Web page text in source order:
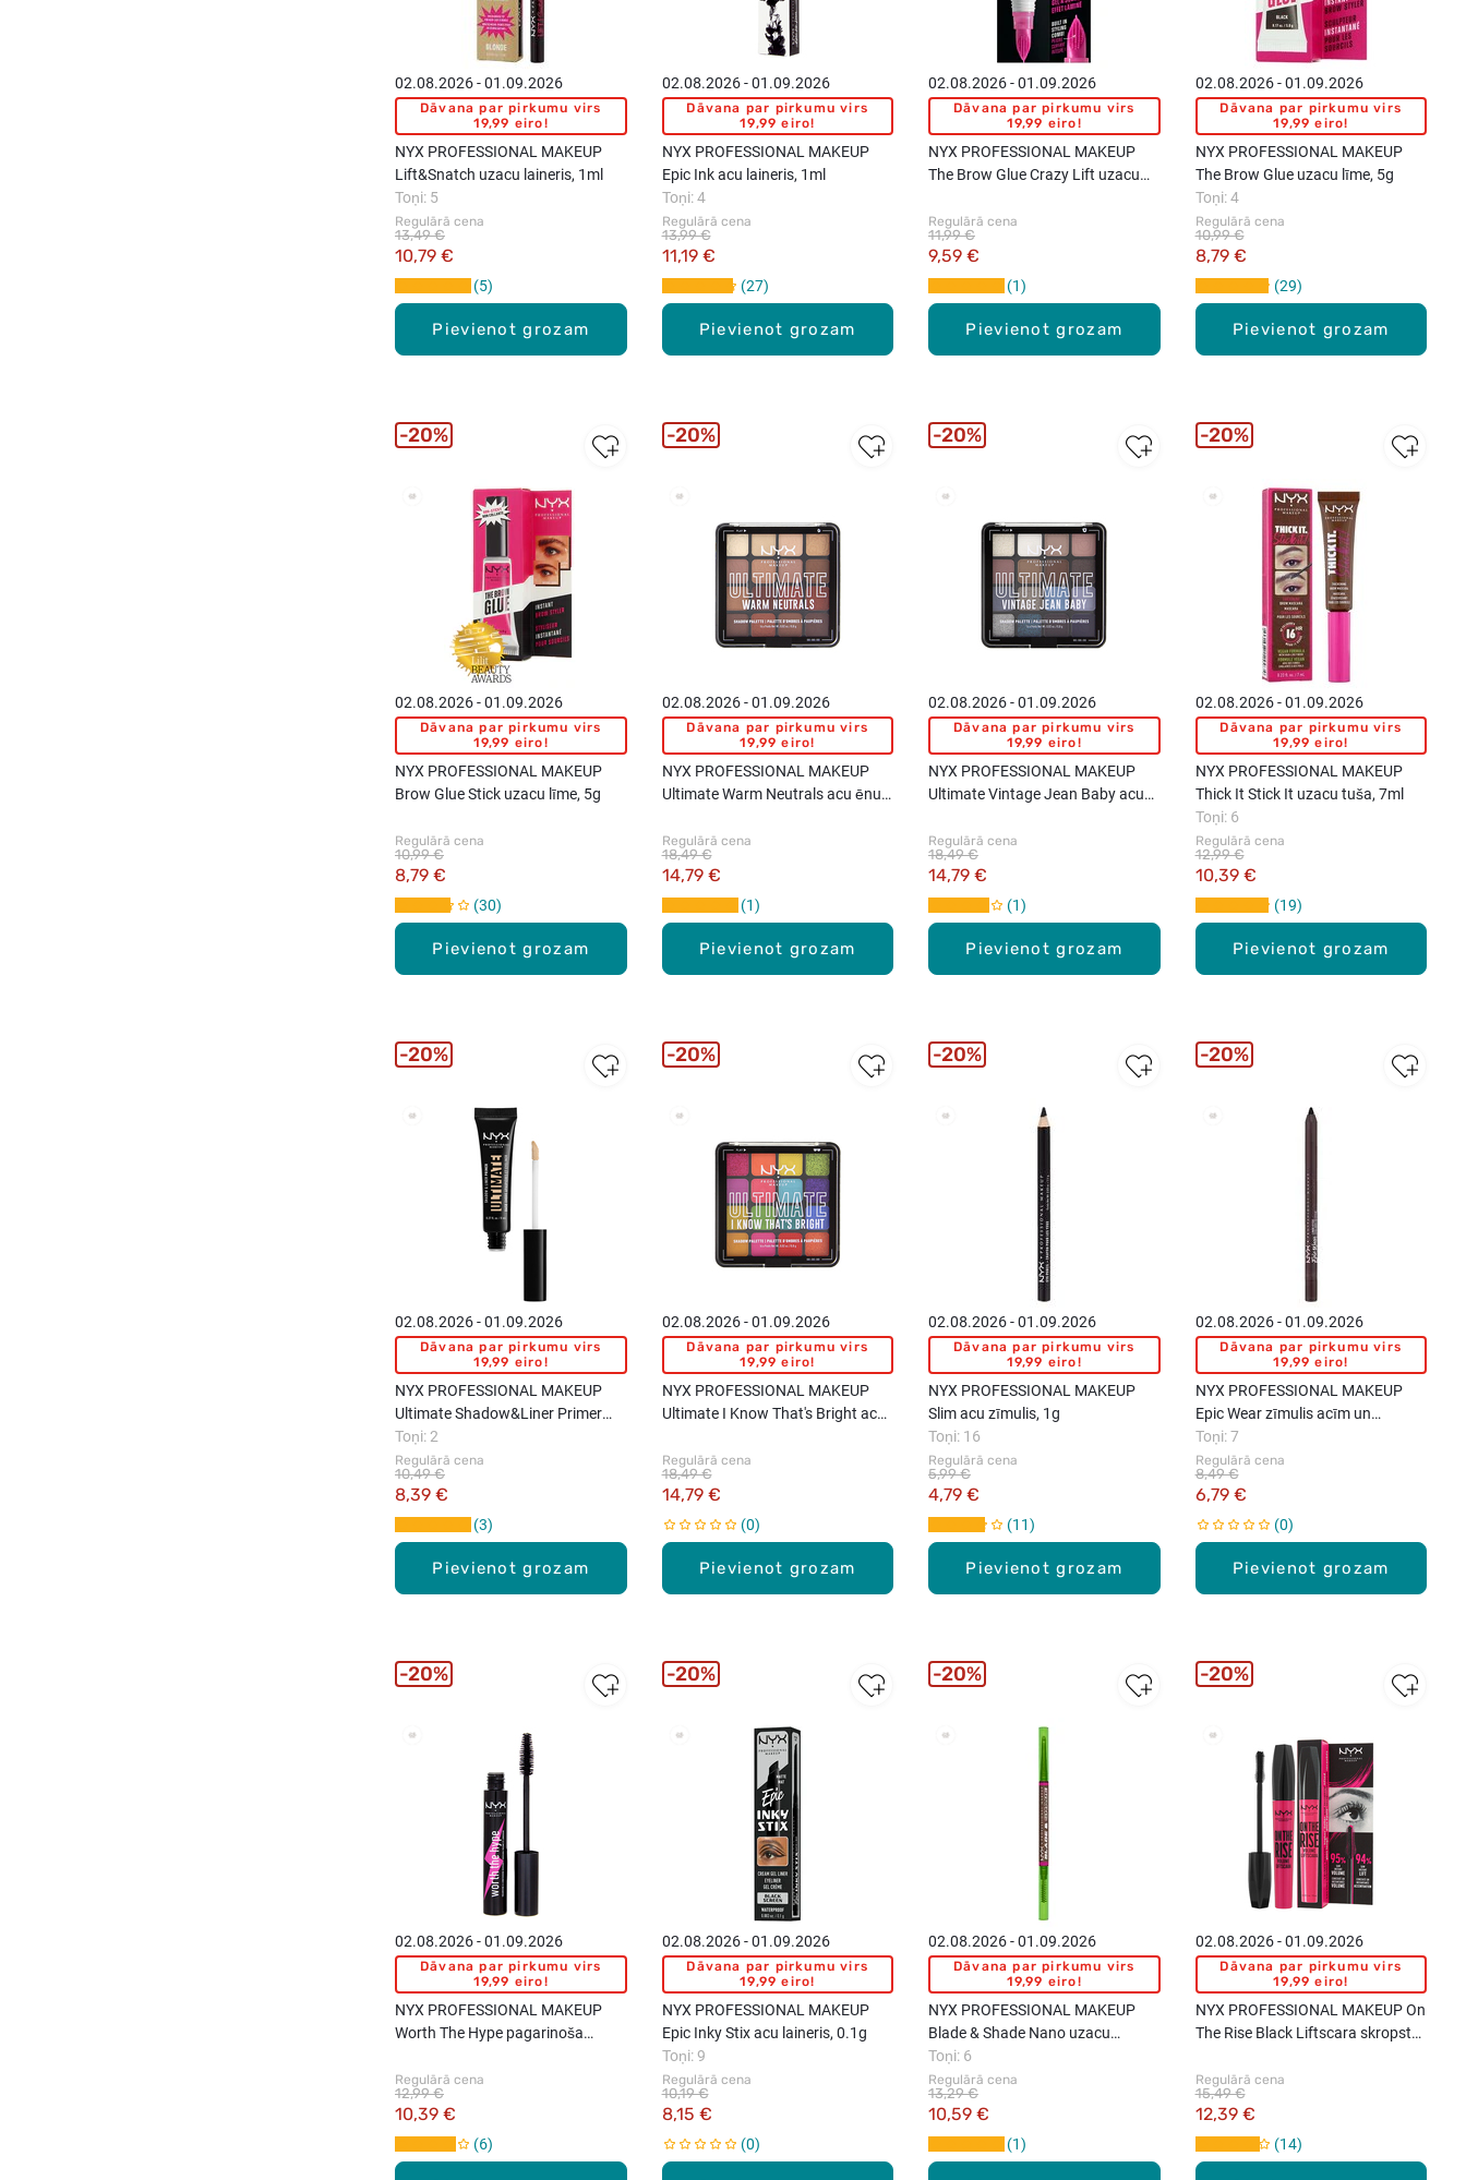
Pievienot grozam
02.08.2026 - 01.09.2026
Dāvana par pirkumu virs
19,99 eiro!
NYX PROFESSIONAL MAKEUP
Lift&Snatch uzacu laineris, 1ml
Regulārā cena
10,79 €
13,49 €
Toņi: 5
5
Pievienot grozam
02.08.2026 - 01.09.2026
Dāvana par pirkumu virs
19,99 eiro!
NYX PROFESSIONAL MAKEUP
Epic Ink acu laineris, 1ml
Regulārā cena
11,19 €
13,99 €
Toņi: 4
27
Pievienot grozam
02.08.2026 - 01.09.2026
Dāvana par pirkumu virs
19,99 eiro!
NYX PROFESSIONAL MAKEUP
The Brow Glue Crazy Lift uzacu
Regulārā cena
9,59 €
11,99 €
1
Pievienot grozam
02.08.2026 - 01.09.2026
Dāvana par pirkumu virs
19,99 eiro!
NYX PROFESSIONAL MAKEUP
The Brow Glue uzacu līme, 5g
Regulārā cena
8,79 €
10,99 €
Toņi: 4
29
Pievienot grozam
02.08.2026 - 01.09.2026
Dāvana par pirkumu virs
19,99 eiro!
NYX PROFESSIONAL MAKEUP
Brow Glue Stick uzacu līme, 5g
Regulārā cena
8,79 €
10,99 €
30
20%
Pievienot grozam
02.08.2026 - 01.09.2026
Dāvana par pirkumu virs
19,99 eiro!
NYX PROFESSIONAL MAKEUP
Ultimate Warm Neutrals acu ēnu
Regulārā cena
14,79 €
18,49 €
1
20%
Pievienot grozam
02.08.2026 - 01.09.2026
Dāvana par pirkumu virs
19,99 eiro!
NYX PROFESSIONAL MAKEUP
Ultimate Vintage Jean Baby acu
Regulārā cena
14,79 €
18,49 €
1
20%
Pievienot grozam
02.08.2026 - 01.09.2026
Dāvana par pirkumu virs
19,99 eiro!
NYX PROFESSIONAL MAKEUP
Thick It Stick It uzacu tuša, 7ml
Regulārā cena
10,39 €
12,99 €
Toņi: 6
19
20%
Pievienot grozam
02.08.2026 - 01.09.2026
Dāvana par pirkumu virs
19,99 eiro!
NYX PROFESSIONAL MAKEUP
Ultimate Shadow&Liner Primer
acu ēnu bāze, 8ml
Regulārā cena
8,39 €
10,49 €
Toņi: 2
3
20%
Pievienot grozam
02.08.2026 - 01.09.2026
Dāvana par pirkumu virs
19,99 eiro!
NYX PROFESSIONAL MAKEUP
Ultimate I Know That's Bright acu
Regulārā cena
14,79 €
18,49 €
0
20%
Pievienot grozam
02.08.2026 - 01.09.2026
Dāvana par pirkumu virs
19,99 eiro!
NYX PROFESSIONAL MAKEUP
Slim acu zīmulis, 1g
Regulārā cena
4,79 €
5,99 €
Toņi: 16
11
20%
Pievienot grozam
02.08.2026 - 01.09.2026
Dāvana par pirkumu virs
19,99 eiro!
NYX PROFESSIONAL MAKEUP
Epic Wear zīmulis acīm un
ķermenim, 1.22g
Regulārā cena
6,79 €
8,49 €
Toņi: 7
0
20%
02.08.2026 - 01.09.2026
Dāvana par pirkumu virs
19,99 eiro!
NYX PROFESSIONAL MAKEUP
Worth The Hype pagarinoša
Regulārā cena
10,39 €
12,99 €
6
20%
02.08.2026 - 01.09.2026
Dāvana par pirkumu virs
19,99 eiro!
NYX PROFESSIONAL MAKEUP
Epic Inky Stix acu laineris, 0.1g
Regulārā cena
8,15 €
10,19 €
Toņi: 9
0
20%
02.08.2026 - 01.09.2026
Dāvana par pirkumu virs
19,99 eiro!
NYX PROFESSIONAL MAKEUP
Blade & Shade Nano uzacu
zīmulis, 1gab.
Regulārā cena
10,59 €
13,29 €
Toņi: 6
1
20%
02.08.2026 - 01.09.2026
Dāvana par pirkumu virs
19,99 eiro!
NYX PROFESSIONAL MAKEUP On
The Rise Black Liftscara skropstu
Regulārā cena
12,39 €
15,49 €
14
20%